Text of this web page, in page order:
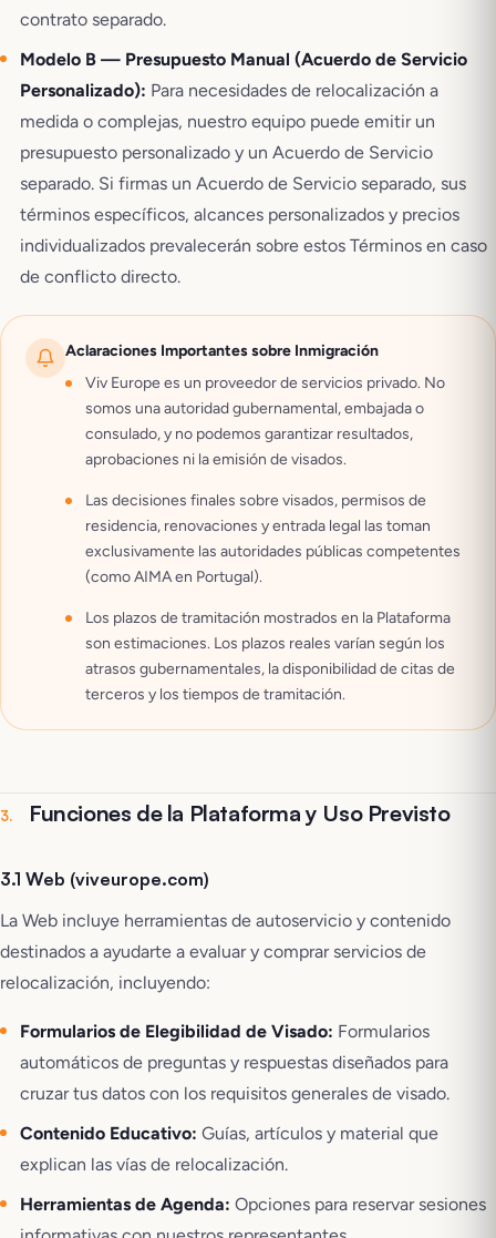
contrato separado.
Modelo B — Presupuesto Manual (Acuerdo de Servicio
Personalizado): Para necesidades de relocalización a
medida o complejas, nuestro equipo puede emitir un
presupuesto personalizado y un Acuerdo de Servicio
separado. Si firmas un Acuerdo de Servicio separado, sus
términos específicos, alcances personalizados y precios
individualizados prevalecerán sobre estos Términos en caso
de conflicto directo.
Aclaraciones Importantes sobre Inmigración
Viv Europe es un proveedor de servicios privado. No
somos una autoridad gubernamental, embajada o
consulado, y no podemos garantizar resultados,
aprobaciones ni la emisión de visados.
Las decisiones finales sobre visados, permisos de
residencia, renovaciones y entrada legal las toman
exclusivamente las autoridades públicas competentes
(como AIMA en Portugal).
Los plazos de tramitación mostrados en la Plataforma
son estimaciones. Los plazos reales varían según los
atrasos gubernamentales, la disponibilidad de citas de
terceros y los tiempos de tramitación.
3. Funciones de la Plataforma y Uso Previsto
3.1 Web (viveurope.com)
La Web incluye herramientas de autoservicio y contenido
destinados a ayudarte a evaluar y comprar servicios de
relocalización, incluyendo:
Formularios de Elegibilidad de Visado: Formularios
automáticos de preguntas y respuestas diseñados para
cruzar tus datos con los requisitos generales de visado.
Contenido Educativo: Guías, artículos y material que
explican las vías de relocalización.
Herramientas de Agenda: Opciones para reservar sesiones